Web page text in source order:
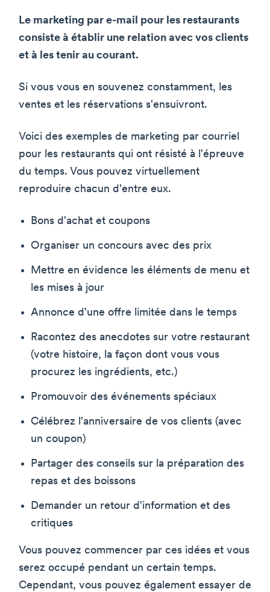
Le marketing par e-mail pour les restaurants
consiste à établir une relation avec vos clients
et à les tenir au courant.
Si vous vous en souvenez constamment, les
ventes et les réservations s'ensuivront.
Voici des exemples de marketing par courriel
pour les restaurants qui ont résisté à l'épreuve
du temps. Vous pouvez virtuellement
reproduire chacun d'entre eux.
Bons d'achat et coupons
Organiser un concours avec des prix
Mettre en évidence les éléments de menu et
les mises à jour
Annonce d'une offre limitée dans le temps
Racontez des anecdotes sur votre restaurant
(votre histoire, la façon dont vous vous
procurez les ingrédients, etc.)
Promouvoir des événements spéciaux
Célébrez l'anniversaire de vos clients (avec
un coupon)
Partager des conseils sur la préparation des
repas et des boissons
Demander un retour d'information et des
critiques
Vous pouvez commencer par ces idées et vous
serez occupé pendant un certain temps.
Cependant, vous pouvez également essayer de